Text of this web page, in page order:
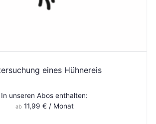
eines Hühnereis
In unseren Abos enthalten:
ab 11,99 € / Monat